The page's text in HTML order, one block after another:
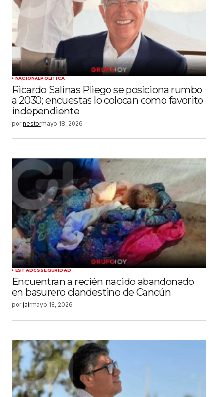
NACIONALPOLÍTICA
Ricardo Salinas Pliego se posiciona rumbo
a 2030; encuestas lo colocan como favorito
independiente
por nestormayo 18, 2026
ESTADOSSEGURIDAD
Encuentran a recién nacido abandonado
en basurero clandestino de Cancún
por jairmayo 18, 2026